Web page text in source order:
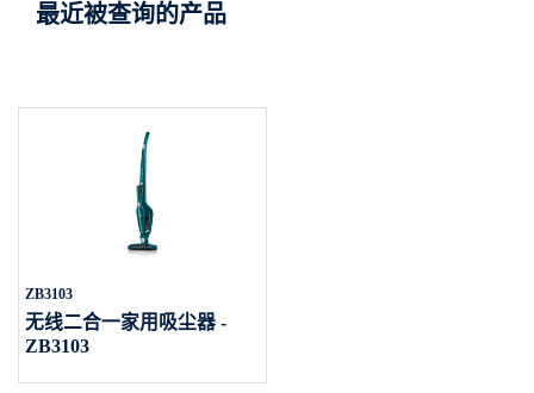
最近被查询的产品
ZB3103
无线二合一家用吸尘器 -
ZB3103